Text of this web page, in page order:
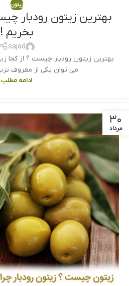
زیتون
بهترین زیتون رودبار
بخریم !
sajad
بهترین زیتون رودبار چیست ؟ از کجا
می توان یکی از معروف
ادامه مطلب
۳۰
مرداد